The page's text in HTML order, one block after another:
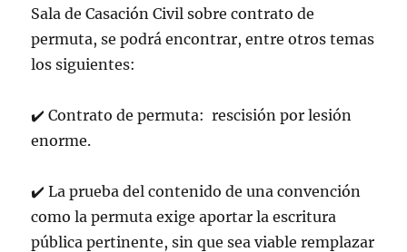
Sala de Casación Civil sobre contrato de
permuta, se podrá encontrar, entre otros temas
los siguientes:
✔️ Contrato de permuta: rescisión por lesión
enorme.
✔️La prueba del contenido de una convención
como la permuta exige aportar la escritura
pública pertinente, sin que sea viable remplazar